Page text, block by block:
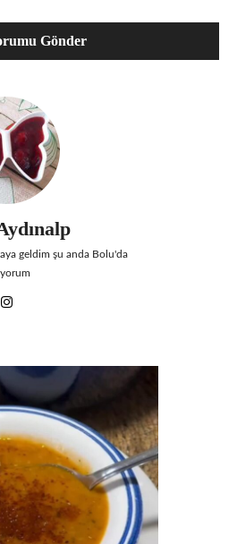
geldim şu anda Bolu'da